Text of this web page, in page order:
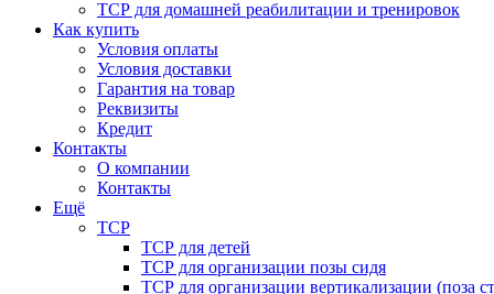
ТСР для домашней реабилитации и тренировок
Как купить
Условия оплаты
Условия доставки
Гарантия на товар
Реквизиты
Кредит
Контакты
О компании
Контакты
Ещё
ТСР
ТСР для детей
ТСР для организации позы сидя
ТСР для организации вертикализации (поза